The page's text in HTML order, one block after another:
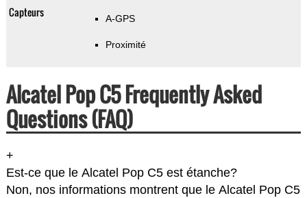
Capteurs A-GPS
Proximité
Alcatel Pop C5 Frequently Asked
Questions (FAQ)
+
Est-ce que le Alcatel Pop C5 est étanche?
Non, nos informations montrent que le Alcatel Pop C5